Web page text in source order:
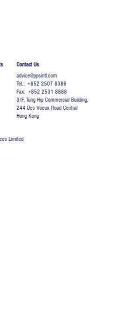
Contact Us
advice@ppsintl.com
Tel.: +852 2507 8386
Fax: +852 2531 8888
3/F, Tung Hip Commercial Building,
244 Des Voeux Road Central
Hong Kong
Limited